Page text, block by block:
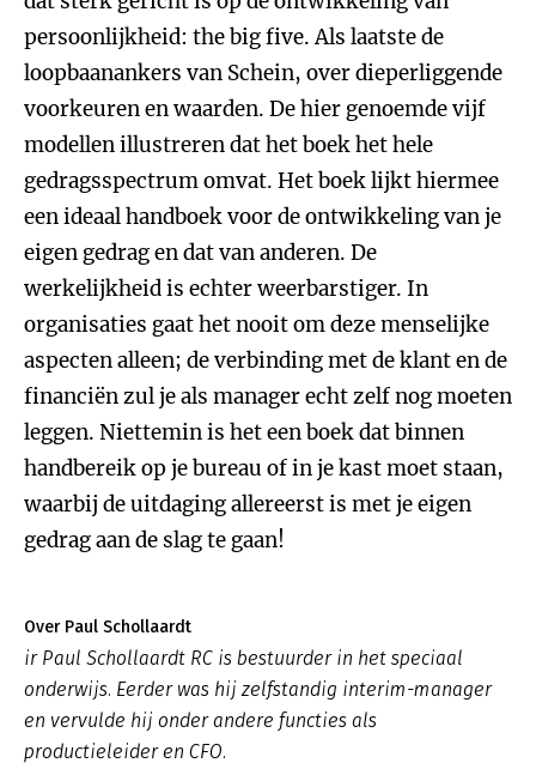
persoonlijkheid: the big five. Als laatste de
loopbaanankers van Schein, over dieperliggende
voorkeuren en waarden. De hier genoemde vijf
modellen illustreren dat het boek het hele
gedragsspectrum omvat. Het boek lijkt hiermee
een ideaal handboek voor de ontwikkeling van je
eigen gedrag en dat van anderen. De
werkelijkheid is echter weerbarstiger. In
organisaties gaat het nooit om deze menselijke
aspecten alleen; de verbinding met de klant en de
financiën zul je als manager echt zelf nog moeten
leggen. Niettemin is het een boek dat binnen
handbereik op je bureau of in je kast moet staan,
waarbij de uitdaging allereerst is met je eigen
gedrag aan de slag te gaan!
Over Paul Schollaardt
ir Paul Schollaardt RC is bestuurder in het speciaal
onderwijs. Eerder was hij zelfstandig interim-manager
en vervulde hij onder andere functies als
productieleider en CFO.